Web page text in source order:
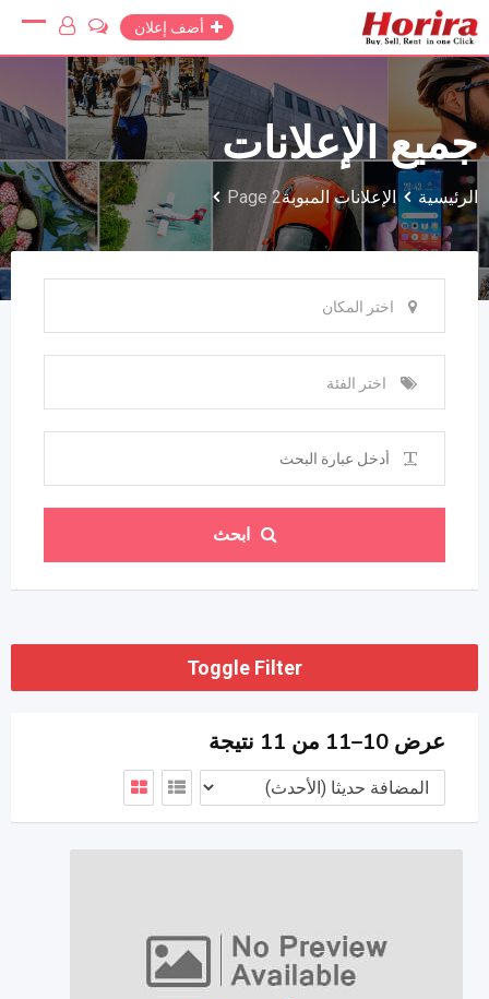
Skip
content
أضف إعلان
جميع الإعلانات
الرئيسية الإعلانات المبوبةPage 2
اختر المكان
اختر الفئة
ابحث
Toggle Filter
عرض 10–11 من 11 نتيجة